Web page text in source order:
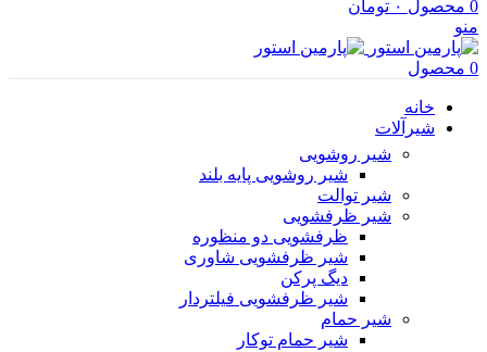
0 محصول ۰ تومان
منو
0 محصول
خانه
شیرآلات
شیر روشویی
شیر روشویی پایه بلند
شیر توالت
شیر ظرفشویی
ظرفشویی دو منظوره
شیر ظرفشویی شاوری
دیگ پرکن
شیر ظرفشویی فیلتردار
شیر حمام
شیر حمام توکار